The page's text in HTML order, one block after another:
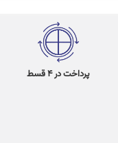
پرداخت در 4 قسط